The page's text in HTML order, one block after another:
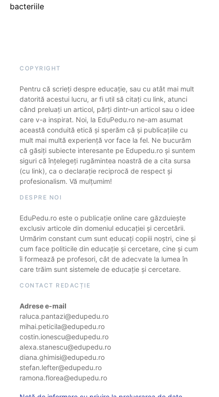
bacteriile
COPYRIGHT
Pentru că scrieți despre educație, sau cu atât mai mult
datorită acestui lucru, ar fi util să citați cu link, atunci
când preluați un articol, părți dintr-un articol sau o idee
care v-a inspirat. Noi, la EduPedu.ro ne-am asumat
această conduită etică și sperăm că și publicațiile cu
mult mai multă experiență vor face la fel. Ne bucurăm
că găsiți subiecte interesante pe Edupedu.ro și suntem
siguri că înțelegeți rugămintea noastră de a cita sursa
(cu link), ca o declarație reciprocă de respect și
profesionalism. Vă mulțumim!
DESPRE NOI
EduPedu.ro este o publicație online care găzduiește
exclusiv articole din domeniul educației și cercetării.
Urmărim constant cum sunt educați copiii noștri, cine și
cum face politicile din educație și cercetare, cine și cum
îi formează pe profesori, cât de adecvate la lumea în
care trăim sunt sistemele de educație și cercetare.
CONTACT REDACȚIE
Adrese e-mail
raluca.pantazi@edupedu.ro
mihai.peticila@edupedu.ro
costin.ionescu@edupedu.ro
alexa.stanescu@edupedu.ro
diana.ghimisi@edupedu.ro
stefan.lefter@edupedu.ro
ramona.florea@edupedu.ro